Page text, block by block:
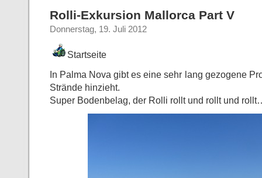
Rolli-Exkursion Mallorca Part V
Donnerstag, 19. Juli 2012
Startseite
In Palma Nova gibt es eine sehr lang gezogene
Strände hinzieht.
Super Bodenbelag, der Rolli rollt und rollt und